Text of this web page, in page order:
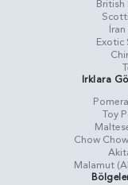
British
Exotic
Irklara
Toy
Chow
Malamut